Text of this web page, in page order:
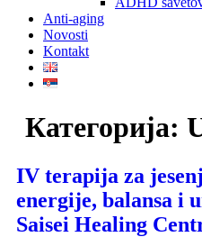
Anti-aging
Novosti
Kontakt
Категорија:
IV terapija za
energije, balansa i
Saisei Healing